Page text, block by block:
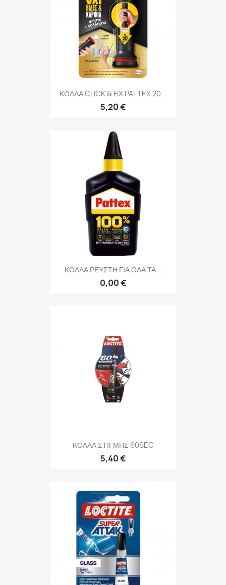
ΚΟΛΛΑ CLICK & FIX PATTEX 20...
5,20 €
ΚΟΛΛΑ ΡΕΥΣΤΗ ΓΙΑ ΟΛΑ ΤΑ...
0,00 €
ΚΟΛΛΑ ΣΤΙΓΜΗΣ 60SEC
5,40 €